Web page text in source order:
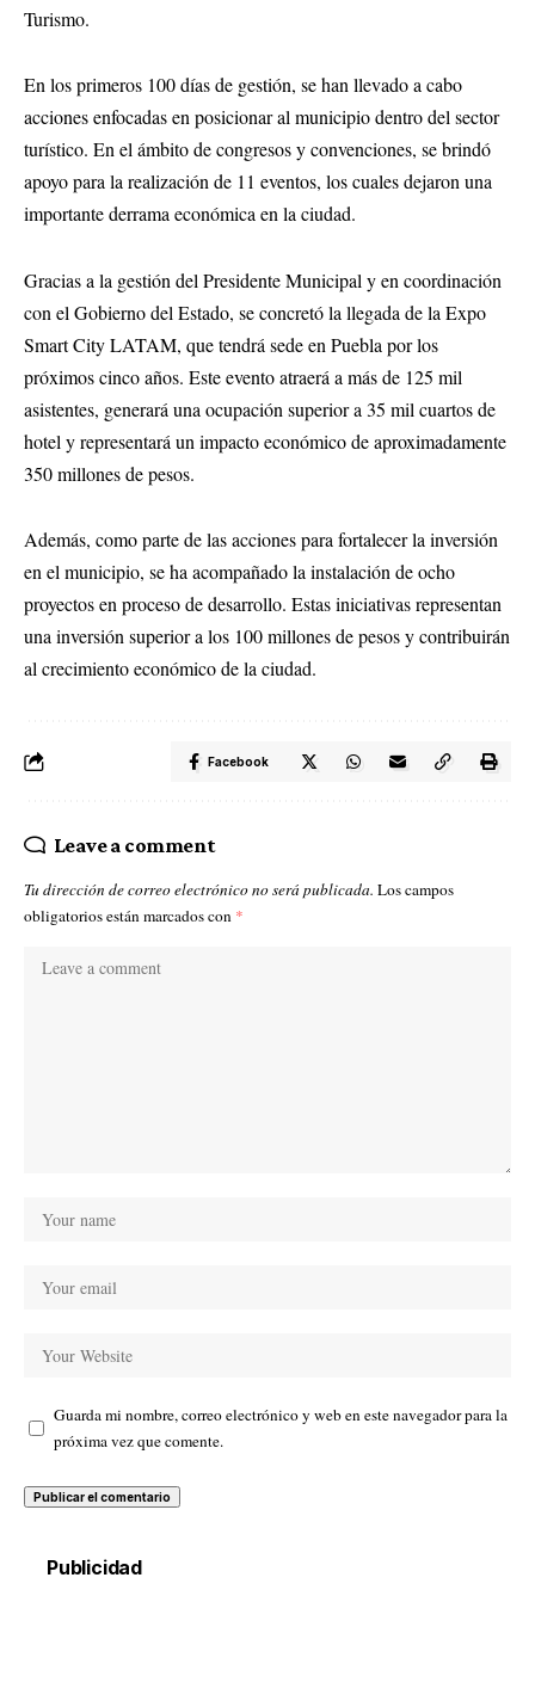
Turismo.
En los primeros 100 días de gestión, se han llevado a cabo
acciones enfocadas en posicionar al municipio dentro del sector
turístico. En el ámbito de congresos y convenciones, se brindó
apoyo para la realización de 11 eventos, los cuales dejaron una
importante derrama económica en la ciudad.
Gracias a la gestión del Presidente Municipal y en coordinación
con el Gobierno del Estado, se concretó la llegada de la Expo
Smart City LATAM, que tendrá sede en Puebla por los
próximos cinco años. Este evento atraerá a más de 125 mil
asistentes, generará una ocupación superior a 35 mil cuartos de
hotel y representará un impacto económico de aproximadamente
350 millones de pesos.
Además, como parte de las acciones para fortalecer la inversión
en el municipio, se ha acompañado la instalación de ocho
proyectos en proceso de desarrollo. Estas iniciativas representan
una inversión superior a los 100 millones de pesos y contribuirán
al crecimiento económico de la ciudad.
Facebook
Leave a comment
Tu dirección de correo electrónico no será publicada. Los campos
obligatorios están marcados con *
Guarda mi nombre, correo electrónico y web en este navegador para la
próxima vez que comente.
Publicidad